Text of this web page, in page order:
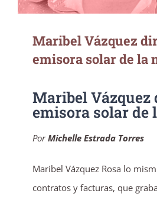
Maribel Vázquez
emisora solar de la
Maribel Vázquez
emisora solar de
PorMichelle Estrada Torres
Maribel Vázquez Rosa lo
contratos y facturas, que